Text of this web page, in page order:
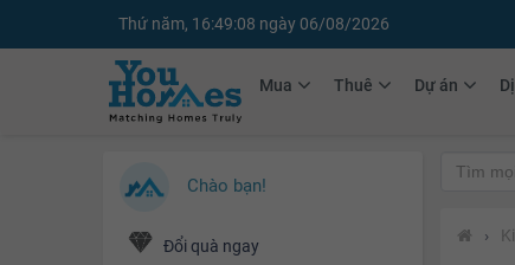
Thứ năm, 16:49:09 ngày 06/08/2026
Mua Thuê Dự án
Chào bạn!
Đổi quà ngay
›